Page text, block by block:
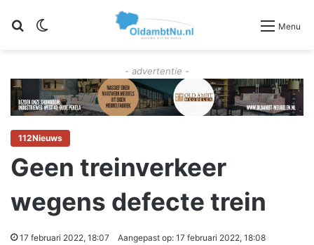
Zoeken Menu
- advertentie -
112Nieuws
Geen treinverkeer
wegens defecte trein
17 februari 2022, 18:07 Aangepast op: 17 februari 2022, 18:08